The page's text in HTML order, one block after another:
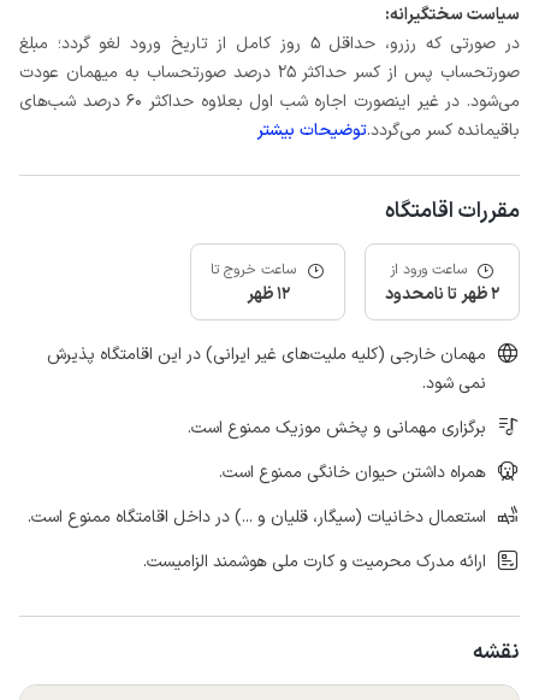
سیاست سختگیرانه:
در صورتی که رزرو، حداقل 5 روز کامل از تاریخ ورود لغو گردد؛ مبلغ
صورتحساب پس از کسر حداکثر 25 درصد صورتحساب به میهمان عودت
می‌شود. در غیر اینصورت اجاره شب اول بعلاوه حداکثر 60 درصد شب‌های
باقیمانده کسر می‌گردد.توضیحات بیشتر
مقررات اقامتگاه
ساعت ورود از
2 ظهر تا نامحدود
ساعت خروج تا
12 ظهر
مهمان خارجی (کلیه ملیت‌های غیر ایرانی) در این اقامتگاه پذیرش
نمی شود.
برگزاری مهمانی و پخش موزیک ممنوع است.
همراه داشتن حیوان خانگی ممنوع است.
استعمال دخانیات (سیگار، قلیان و ...) در داخل اقامتگاه ممنوع است.
ارائه مدرک محرمیت و کارت ملی هوشمند الزامیست.
نقشه